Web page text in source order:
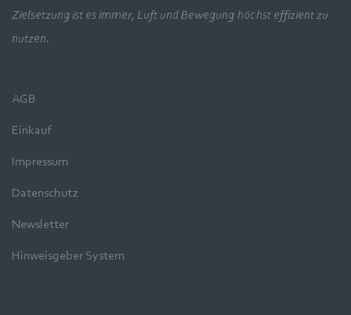
Zielsetzung ist es immer, Luft und Bewegung höchst effizient zu
nutzen.
AGB
Einkauf
Impressum
Datenschutz
Newsletter
Hinweisgeber System